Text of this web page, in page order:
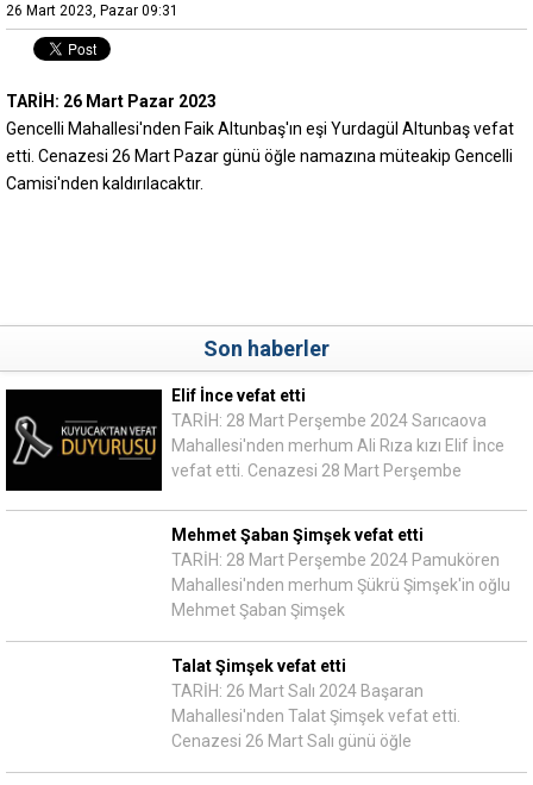
26 Mart 2023, Pazar 09:31
TARİH: 26 Mart Pazar 2023
Gencelli Mahallesi'nden Faik Altunbaş'ın eşi Yurdagül Altunbaş vefat
etti. Cenazesi 26 Mart Pazar günü öğle namazına müteakip Gencelli
Camisi'nden kaldırılacaktır.
Son haberler
Elif İnce vefat etti
TARİH: 28 Mart Perşembe 2024 Sarıcaova
Mahallesi'nden merhum Ali Rıza kızı Elif İnce
vefat etti. Cenazesi 28 Mart Perşembe
Mehmet Şaban Şimşek vefat etti
TARİH: 28 Mart Perşembe 2024 Pamukören
Mahallesi'nden merhum Şükrü Şimşek'in oğlu
Mehmet Şaban Şimşek
Talat Şimşek vefat etti
TARİH: 26 Mart Salı 2024 Başaran
Mahallesi'nden Talat Şimşek vefat etti.
Cenazesi 26 Mart Salı günü öğle